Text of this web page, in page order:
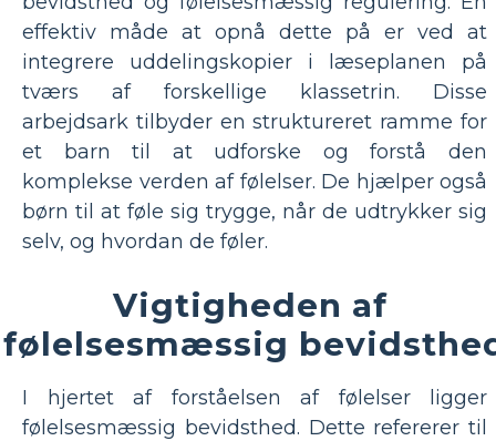
effektiv måde at opnå dette på er ved at
integrere uddelingskopier i læseplanen på
tværs af forskellige klassetrin. Disse
arbejdsark tilbyder en struktureret ramme for
et barn til at udforske og forstå den
komplekse verden af ​​følelser. De hjælper også
børn til at føle sig trygge, når de udtrykker sig
selv, og hvordan de føler.
Vigtigheden af ​​
følelsesmæssig
I hjertet af forståelsen af ​​følelser ligger
følelsesmæssig bevidsthed. Dette refererer til